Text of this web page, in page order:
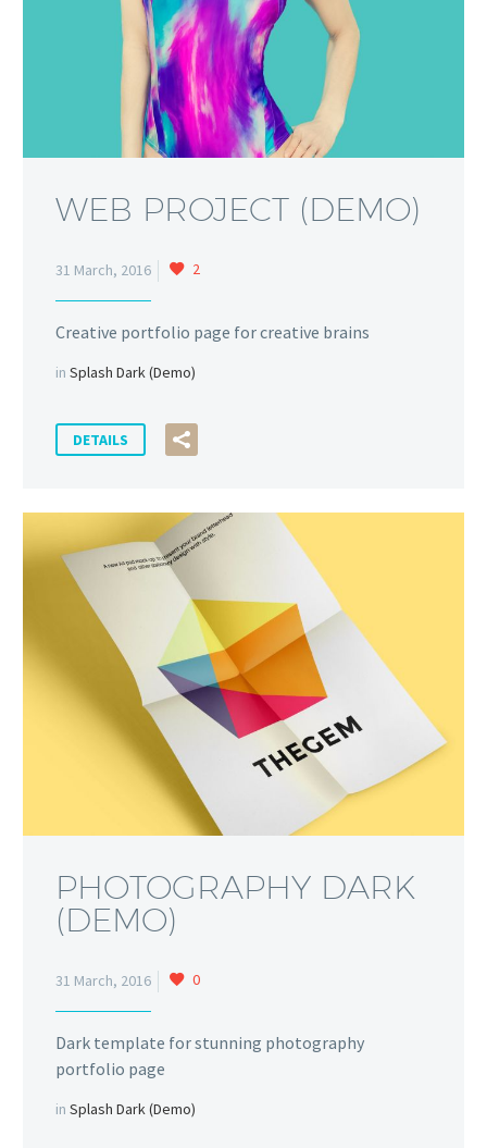
WEB PROJECT (DEMO)
31 March, 2016 2
Creative portfolio page for creative brains
in Splash Dark (Demo)
DETAILS
PHOTOGRAPHY DARK
(DEMO)
31 March, 2016 0
Dark template for stunning photography
portfolio page
in Splash Dark (Demo)